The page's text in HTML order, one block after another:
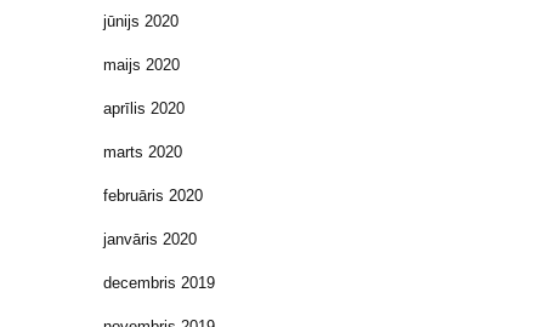
jūnijs 2020
maijs 2020
aprīlis 2020
marts 2020
februāris 2020
janvāris 2020
decembris 2019